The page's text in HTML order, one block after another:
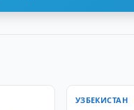
УЗБЕКИСТАН